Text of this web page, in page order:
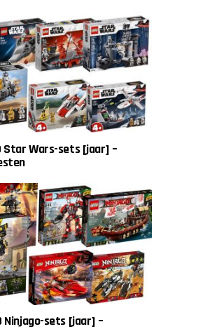
Star Wars-sets [jaar] –
Ninjago-sets [jaar] –